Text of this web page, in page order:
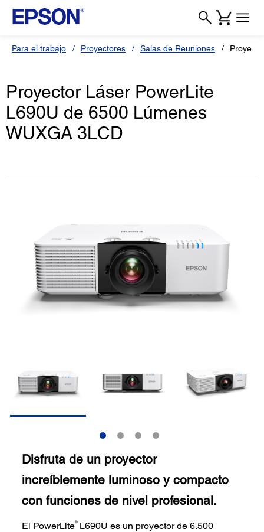
Para el trabajo Proyectores Salas de Reuniones
Proyector Láser PowerLite
L690U de 6500 Lúmenes
WUXGA 3LCD
Disfruta de un proyector
increíblemente luminoso y compacto
con funciones de nivel profesional.
El PowerLite®L690U es un proyector de 6.500